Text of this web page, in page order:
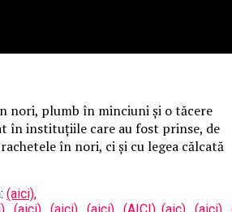
nori, plumb în minciuni și o tăcere
în instituțiile care au fost prinse, de
în nori, ci și cu legea călcată
(aici),